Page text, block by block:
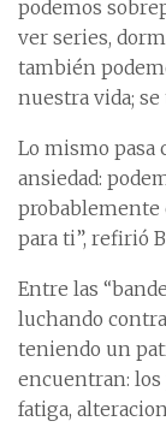
podemos
ver series,
también
nuestra vida;
Lo mismo pasa
ansiedad:
probablemente
para ti”, refirió
Entre las
luchando
teniendo un
encuentran: los
fatiga,